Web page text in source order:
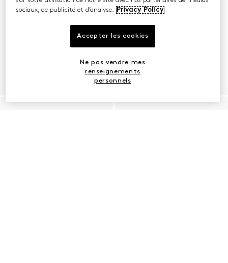
sociaux, de publicité et d’analyse. Privacy Policy
Accepter les cookies
Ne pas vendre mes
renseignements
personnels